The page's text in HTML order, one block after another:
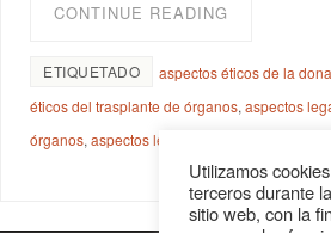
CONTINUE READING
ETIQUETADO aspectos éticos de la
éticos del trasplante de órganos,aspectos
órganos,aspectos legales donación de
Utilizamos
terceros durante
sitio web, con la